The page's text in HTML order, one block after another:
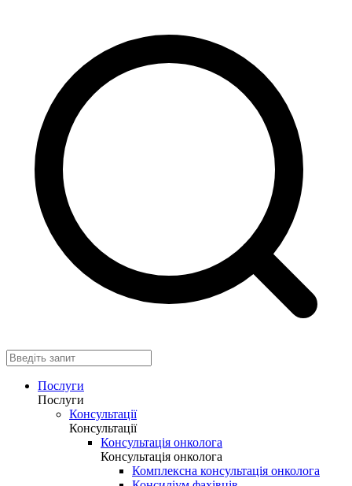
Послуги
Послуги
Консультації
Консультації
Консультація онколога
Консультація онколога
Комплексна консультація онколога